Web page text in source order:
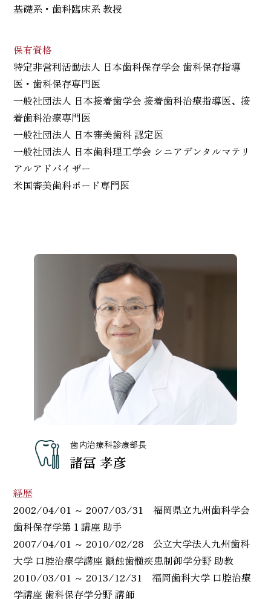
基礎系・歯科臨床系 教授
保有資格
特定非営利活動法人 日本歯科保存学会 歯科保存指導
医・歯科保存専門医
一般社団法人 日本接着歯学会 接着歯科治療指導医、接
着歯科治療専門医
一般社団法人 日本審美歯科 認定医
一般社団法人 日本歯科理工学会 シニアデンタルマテリ
アルアドバイザー
米国審美歯科ボード専門医
歯内治療科診療部長
諸冨 孝彦
経歴
2002/04/01 ～ 2007/03/31 福岡県立九州歯科学会
歯科保存学第１講座 助手
2007/04/01 ～ 2010/02/28 公立大学法人九州歯科
大学 口腔治療学講座 齲蝕歯髄疾患制御学分野 助教
2010/03/01 ～ 2013/12/31 福岡歯科大学 口腔治療
学講座 歯科保存学分野 講師